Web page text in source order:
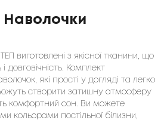
Наволочки
виготовлені з якісної тканини, що
довговічність. Комплект
які прості у догляді та легко
створити затишну атмосферу
комфортний сон. Ви можете
кольорами постільної білизни,